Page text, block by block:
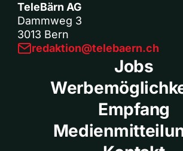
TeleBärn AG
Dammweg 3
3013 Bern
redaktion@telebaern.ch
Jobs
Empfang